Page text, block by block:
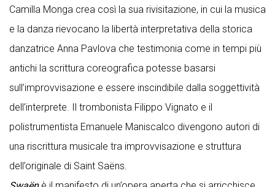
Camilla Monga crea così la sua rivisitazione, in cui la musica
e la danza rievocano la libertà interpretativa della storica
danzatrice Anna Pavlova che testimonia come in tempi più
antichi la scrittura coreografica potesse basarsi
sull’improvvisazione e essere inscindibile dalla soggettività
dell’interprete. Il trombonista Filippo Vignato e il
polistrumentista Emanuele Maniscalco divengono autori di
una riscrittura musicale tra improvvisazione e struttura
dell’originale di Saint Saëns.